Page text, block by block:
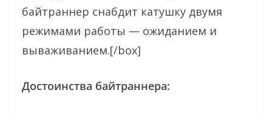
байтраннер снабдит катушку двумя
режимами работы — ожиданием и
вываживанием.[/box]
Достоинства байтраннера: